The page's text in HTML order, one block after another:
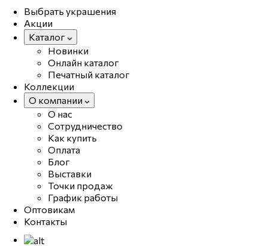
Выбрать украшения
Акции
Каталог
Новинки
Онлайн каталог
Печатный каталог
Коллекции
О компании
О нас
Сотрудничество
Как купить
Оплата
Блог
Выставки
Точки продаж
График работы
Оптовикам
Контакты